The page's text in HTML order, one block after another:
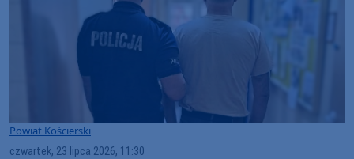
Powiat Kościerski
czwartek, 23 lipca 2026, 11:30